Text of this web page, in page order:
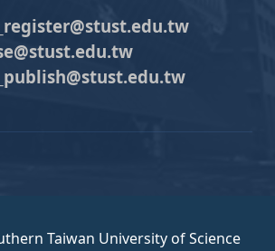
Taiwan University of Science